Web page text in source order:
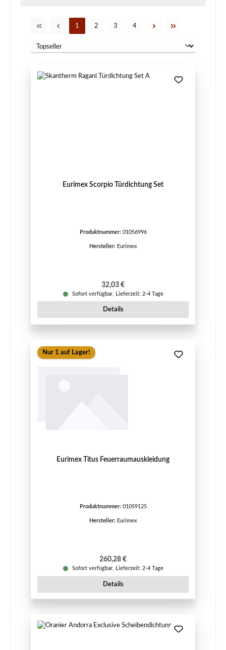
Seite
1 Seite
2 Seite
3 Seite
4
Eurimex Scorpio Türdichtung Set
Produktnummer: 01056996
Hersteller: Eurimex
Regulärer Preis:
32,03 €
Sofort verfügbar, Lieferzeit: 2-4 Tage
Details
Nur 1 auf Lager!
Eurimex Titus Feuerraumauskleidung
Produktnummer: 01059125
Hersteller: Eurimex
Regulärer Preis:
260,28 €
Sofort verfügbar, Lieferzeit: 2-4 Tage
Details